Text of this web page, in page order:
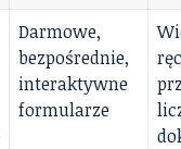
Darmowe,
bezpośrednie,
interaktywne
formularze